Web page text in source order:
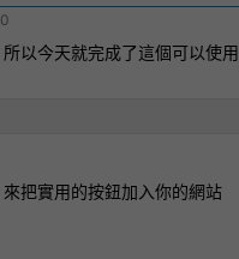
以今天就完成了這個可以使用
把實用的按鈕加入你的網站